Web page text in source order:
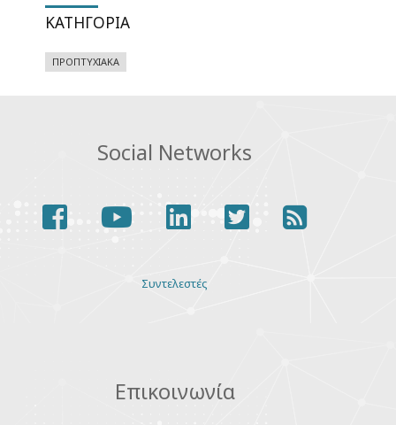
ΚΑΤΗΓΟΡΊΑ
ΠΡΟΠΤΥΧΙΑΚΆ
Social Networks
facebookyoutubelinkedintwitterrss
Συντελεστές
Επικοινωνία